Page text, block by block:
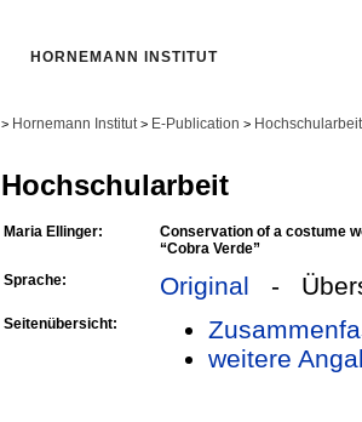
HORNEMANN INSTITUT
> Hornemann Institut > E-Publication >
Hochschularbeit
Maria Ellinger:
Conservation of a costume
“Cobra Verde”
Sprache:
Original -
Seitenübersicht:
weitere